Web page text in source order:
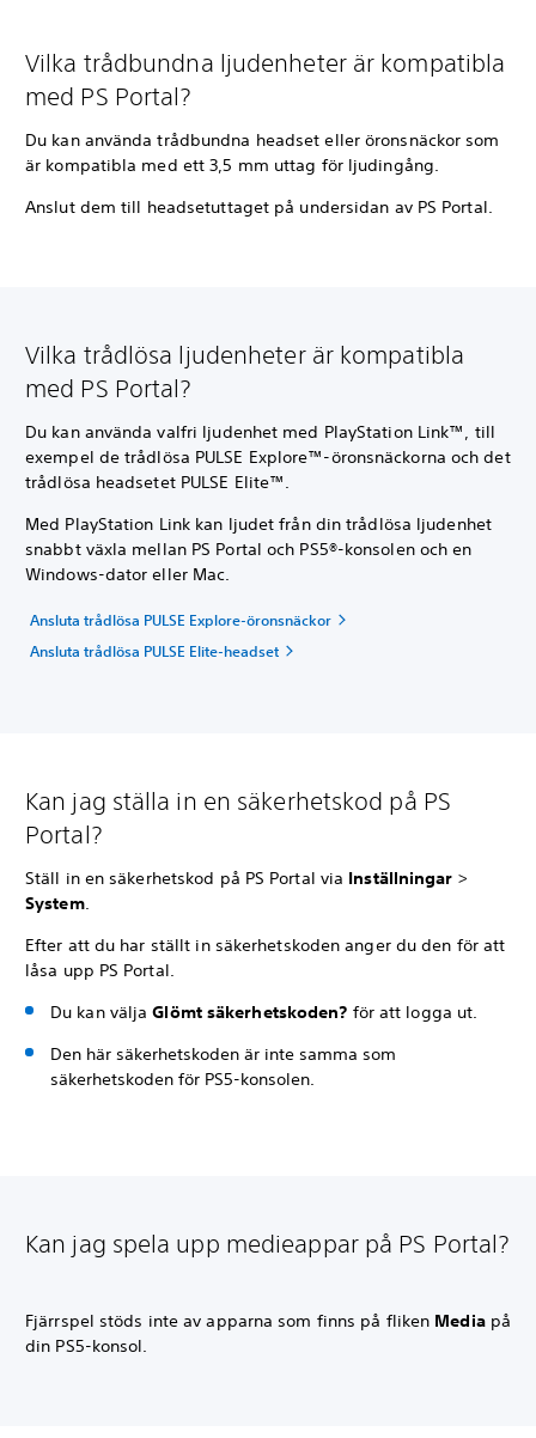
Vilka trådbundna ljudenheter är kompatibla
med PS Portal?
Du kan använda trådbundna headset eller öronsnäckor som
är kompatibla med ett 3,5 mm uttag för ljudingång.
Anslut dem till headsetuttaget på undersidan av PS Portal.
Vilka trådlösa ljudenheter är kompatibla
med PS Portal?
Du kan använda valfri ljudenhet med PlayStation Link™, till
exempel de trådlösa PULSE Explore™-öronsnäckorna och det
trådlösa headsetet PULSE Elite™.
Med PlayStation Link kan ljudet från din trådlösa ljudenhet
snabbt växla mellan PS Portal och PS5®-konsolen och en
Windows-dator eller Mac.
Ansluta trådlösa PULSE Explore-öronsnäckor
Ansluta trådlösa PULSE Elite-headset
Kan jag ställa in en säkerhetskod på PS
Portal?
Ställ in en säkerhetskod på PS Portal via Inställningar >
System.
Efter att du har ställt in säkerhetskoden anger du den för att
låsa upp PS Portal.
Du kan väljaGlömt säkerhetskoden? för att logga ut.
Den här säkerhetskoden är inte samma som
säkerhetskoden för PS5-konsolen.
Kan jag spela upp medieappar på PS Portal?
Fjärrspel stöds inte av apparna som finns på fliken Mediapå
din PS5-konsol.